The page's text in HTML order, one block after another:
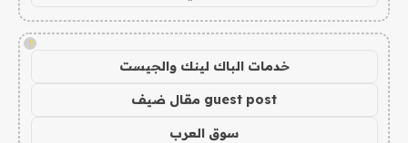
!
خدمات الباك لينك والجيست
guest post مقال ضيف
سوق العرب